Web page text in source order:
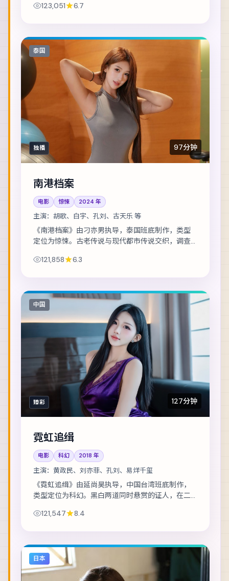
等，表演层次丰富。群戏调度成熟，配角亦有完...
123,051 6.7
泰国
独播 97分钟
南港档案
电影 惊悚 2024 年
主演： 胡歌、白宇、孔刘、古天乐 等
《南港档案》由刁亦男执导，泰国班底制作，类型
定位为惊悚。古老传说与现代都市传说交织，调查
孔刘 等，表演层次丰富。节奏层层推进，伏笔在...
121,858 6.3
中国
臻彩 127分钟
霓虹追缉
电影 科幻 2018 年
主演： 黄政民、刘亦菲、孔刘、易烊千玺
《霓虹追缉》由延尚昊执导，中国台湾班底制作，
类型定位为科幻。黑白两道同时悬赏的证人，在二
菲、孔刘 等，表演层次丰富。群戏调度成熟，配角...
121,547 8.4
日本